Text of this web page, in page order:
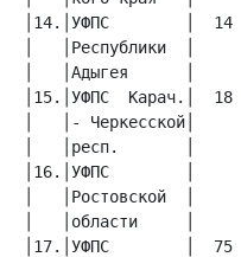
│14.│УФПС        │
│   │Республики
│15.│УФПС
│   │-
│16.│УФПС        │
│   │Ростовской
│17.│УФПС        │